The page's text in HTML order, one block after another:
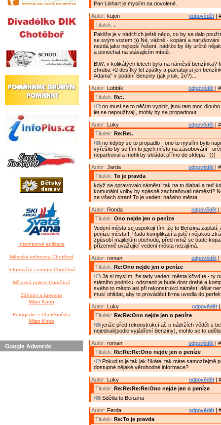
Internetové aplikace
Městská knihovna Chotěboř
Informační centrum Chotěboř
Městská policie Chotěboř
Záhady a tajemno
Milan Knob
Fotografie z Chotěbořska
Milan Knob
Google Adwords
Pan Linhart je myslím na dovolené.
odpovědět |
Autor: kujon
Titulek: .
Pakliže je v nádržích ještě něco, co by se dalo
se svým vozem :)) Né, vážně - kopání a narušování
nezdá jako nejlepší řešení, nádrže by šly určitě
a ponechat na stávajícím místě.
BtW: v kolikátých letech byla na náměstí benzínka?
zhruba >2 desítky let zpátky a pamatuji si jen
Adama" v podání Benziny (jak jinak, že?)...
odpovědět |
Autor: Lobbík
Titulek: Re:.
no musí se to něčím vyplnit, jsou tam moc
let se nepoužívají, mohly by se propadnout
odpovědět |
Autor: Luky
Titulek: Re:Re:.
no kdyby se to propadlo - ono to myslím bylo
vyřešilo by se tím to jejich místo na zásobování -
neparkoval a mohli by skládat přímo do sklepa :-)))
odpovědět |
Autor: Jarda
Titulek: To je pravda
když se opravovalo náměstí tak na to dlabali a teď
komunální volby by spásně zachraňovali náměstí?
ze všech stran! To je vedení našeho města.
odpovědět |
Autor: Ronda
Titulek: Ono nejde jen o peníze
Vedení města se uspokojí tím, že to Benzina zaplatí,
peníze města!!! Řadu komplikací a jistě i nějakou
způsobí majitelům obchodů, před nimiž se bude
přízemně uvažující vedení města nezajímá.
odpovědět |
Autor: roman
Titulek: Re:Ono nejde jen o peníze
Já si myslím, že tady vedení města křivdíte - ty
státního podniku, odstranit je bude dost drahé a
svého to město asi při rekonstrukci náměstí dělat
musí ohlídat, aby to prováděcí firma uvedla do
odpovědět
Autor: Luky
Titulek: Re:Re:Ono nejde jen o peníze
jenže před rekonstrukcí ač o nádržích věděli s
nejednali(podle vyjádření Benziny), mohlo se to
odpovědět |
Autor: roman
Titulek: Re:Re:Re:Ono nejde jen o peníze
Pokud to je tak jak říkáte, tak máte samozřejmě
dostupné nějaké věrohodné informace?
odpovědět |
Autor: Luky
Titulek: Re:Re:Re:Re:Ono nejde jen o peníze
Sdělila to Benzina
odpovědět |
Autor: Ferda
Titulek: Re:To je pravda